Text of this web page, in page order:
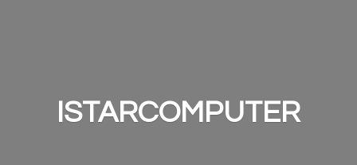
ISTARCOMPUTER